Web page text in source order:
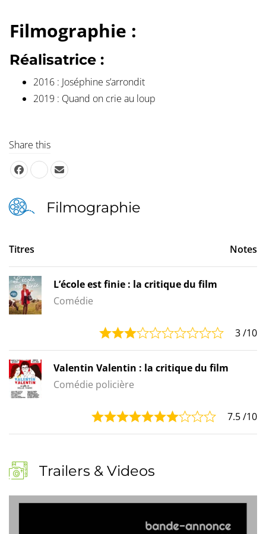
Filmographie :
Réalisatrice :
2016 : Joséphine s’arrondit
2019 : Quand on crie au loup
Share this
Filmographie
Titres Notes
L’école est finie : la critique du film
Comédie
3/10
Valentin Valentin : la critique du film
Comédie policière
7.5/10
Trailers & Videos